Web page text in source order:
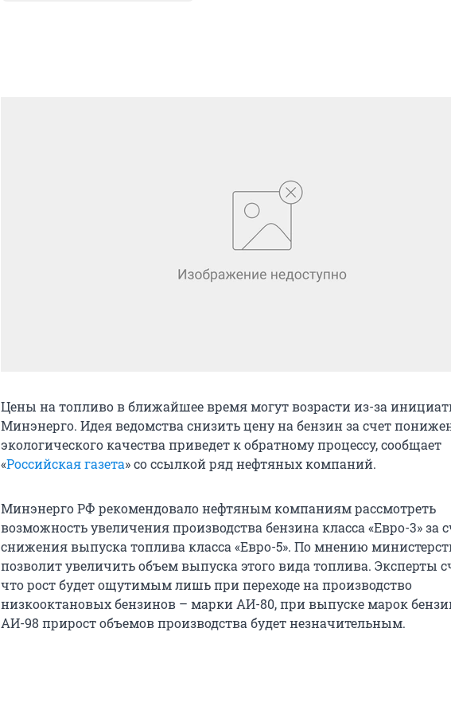
Цены на топливо в ближайшее время могут возрасти из-за
Минэнерго. Идея ведомства снизить цену на бензин за счет
экологического качества приведет к обратному процессу, сообщает
«Российская газета» со ссылкой ряд нефтяных компаний.
Минэнерго РФ рекомендовало нефтяным компаниям рассмотреть
возможность увеличения производства бензина класса «Евро-3» за
снижения выпуска топлива класса «Евро-5». По мнению
позволит увеличить объем выпуска этого вида топлива. Эксперты
что рост будет ощутимым лишь при переходе на производство
низкооктановых бензинов – марки АИ-80, при выпуске марок
АИ-98 прирост объемов производства будет незначительным.